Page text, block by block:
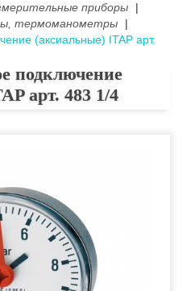
приборы
|
термоманометры
|
(аксиальные) ITAP арт.
подключение
арт. 483 1/4